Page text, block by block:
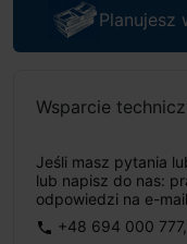
Planujesz
Wsparcie
Jeśli masz pytania
lub napisz do nas:
odpowiedzi na e-
phone +48 694 000 777,